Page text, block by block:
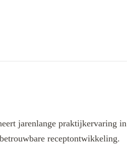
jarenlange praktijkervaring in
receptontwikkeling.